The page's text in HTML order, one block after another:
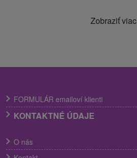
Zobraziť viac
FORMULÁR emailoví klienti
KONTAKTNÉ ÚDAJE
O nás